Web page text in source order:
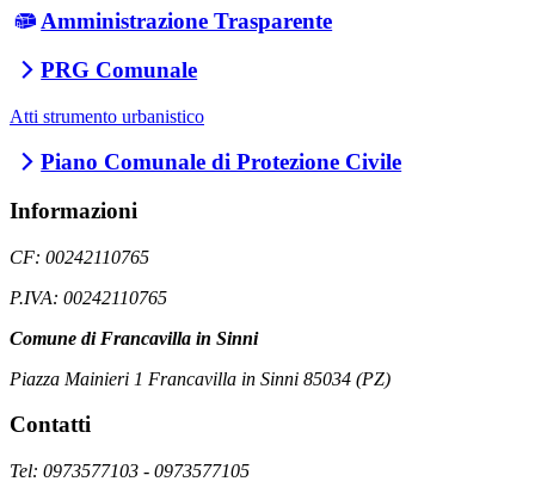
Amministrazione Trasparente
PRG Comunale
Atti strumento urbanistico
Piano Comunale di Protezione Civile
Informazioni
CF: 00242110765
P.IVA: 00242110765
Comune di Francavilla in Sinni
Piazza Mainieri 1 Francavilla in Sinni 85034 (PZ)
Contatti
Tel: 0973577103 - 0973577105